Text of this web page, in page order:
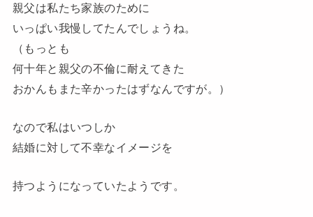
親父は私たち家族のために
いっぱい我慢してたんでしょうね。
（もっとも
何十年と親父の不倫に耐えてきた
おかんもまた辛かったはずなんですが。）
なので私はいつしか
結婚に対して不幸なイメージを
持つようになっていたようです。